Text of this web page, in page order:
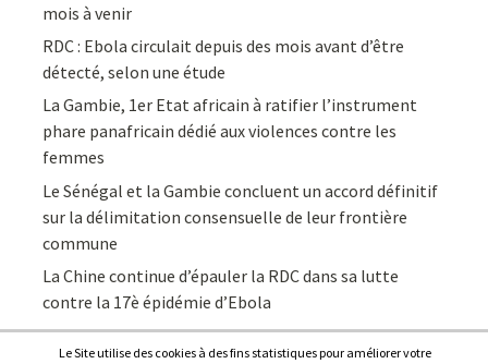
mois à venir
RDC : Ebola circulait depuis des mois avant d’être
détecté, selon une étude
La Gambie, 1er Etat africain à ratifier l’instrument
phare panafricain dédié aux violences contre les
femmes
Le Sénégal et la Gambie concluent un accord définitif
sur la délimitation consensuelle de leur frontière
commune
La Chine continue d’épauler la RDC dans sa lutte
contre la 17è épidémie d’Ebola
Le Site utilise des cookies à des fins statistiques pour améliorer votre